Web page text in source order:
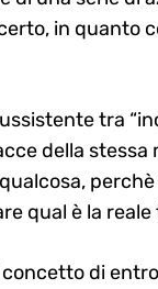
in quanto
tra
della stessa
qual è la
di